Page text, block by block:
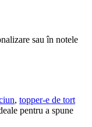
sau în notele
, topper-e de tort
pentru a spune